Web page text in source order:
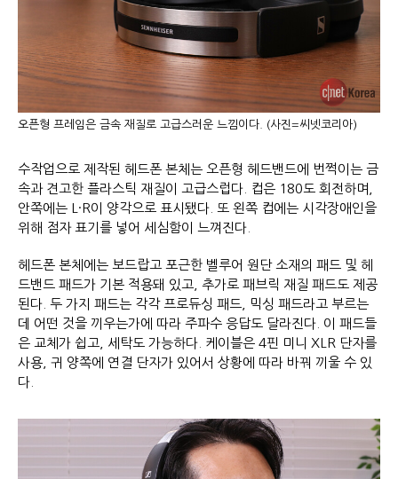
오픈형 프레임은 금속 재질로 고급스러운 느낌이다. (사진=씨넷코리아)
수작업으로 제작된 헤드폰 본체는 오픈형 헤드밴드에 번쩍이는 금
속과 견고한 플라스틱 재질이 고급스럽다. 컵은 180도 회전하며,
안쪽에는 L·R이 양각으로 표시됐다. 또 왼쪽 컵에는 시각장애인을
위해 점자 표기를 넣어 세심함이 느껴진다.
헤드폰 본체에는 보드랍고 포근한 벨루어 원단 소재의 패드 및 헤
드밴드 패드가 기본 적용돼 있고, 추가로 패브릭 재질 패드도 제공
된다. 두 가지 패드는 각각 프로듀싱 패드, 믹싱 패드라고 부르는
데 어떤 것을 끼우는가에 따라 주파수 응답도 달라진다. 이 패드들
은 교체가 쉽고, 세탁도 가능하다. 케이블은 4핀 미니 XLR 단자를
사용, 귀 양쪽에 연결 단자가 있어서 상황에 따라 바꿔 끼울 수 있
다.